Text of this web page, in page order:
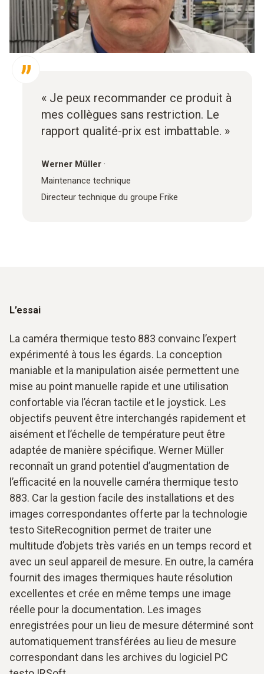
« Je peux recommander ce produit à
mes collègues sans restriction. Le
rapport qualité-prix est imbattable. »
Werner Müller ·
Maintenance technique
Directeur technique du groupe Frike
L’essai
La caméra thermique testo 883 convainc l’expert
expérimenté à tous les égards. La conception
maniable et la manipulation aisée permettent une
mise au point manuelle rapide et une utilisation
confortable via l’écran tactile et le joystick. Les
objectifs peuvent être interchangés rapidement et
aisément et l’échelle de température peut être
adaptée de manière spécifique. Werner Müller
reconnaît un grand potentiel d’augmentation de
l’efficacité en la nouvelle caméra thermique testo
883. Car la gestion facile des installations et des
images correspondantes offerte par la technologie
testo SiteRecognition permet de traiter une
multitude d’objets très variés en un temps record et
avec un seul appareil de mesure. En outre, la caméra
fournit des images thermiques haute résolution
excellentes et crée en même temps une image
réelle pour la documentation. Les images
enregistrées pour un lieu de mesure déterminé sont
automatiquement transférées au lieu de mesure
correspondant dans les archives du logiciel PC